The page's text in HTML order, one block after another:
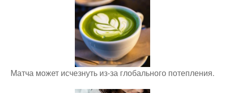
Матча может исчезнуть из-за глобального потепления.